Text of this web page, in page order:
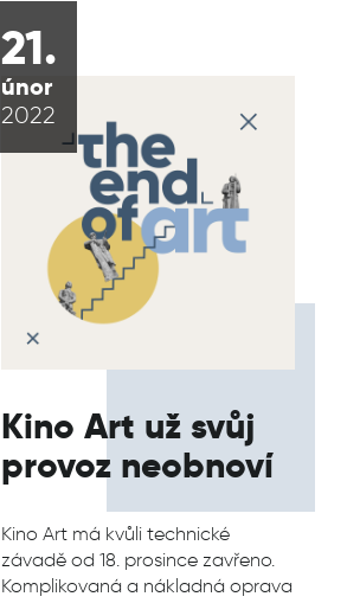
21.
únor
2022
Kino Art už svůj
provoz neobnoví
Kino Art má kvůli technické
závadě od 18. prosince zavřeno.
Komplikovaná a nákladná oprava